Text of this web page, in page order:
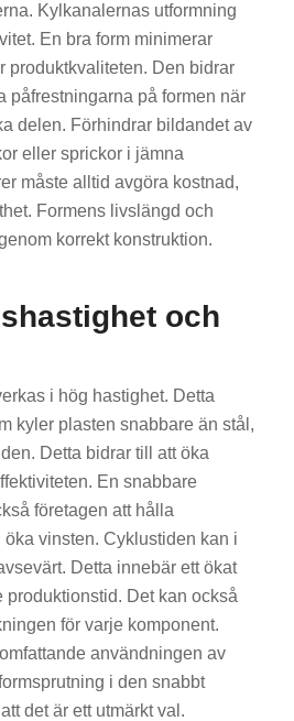
Kylkanalernas utformning
En bra form minimerar
produktkvaliteten. Den bidrar
påfrestningarna på formen när
delen. Förhindrar bildandet av
eller sprickor i jämna
måste alltid avgöra kostnad,
Formens livslängd och
korrekt konstruktion.
och
i hög hastighet. Detta
kyler plasten snabbare än stål,
Detta bidrar till att öka
En snabbare
företagen att hålla
öka vinsten. Cyklustiden kan i
Detta innebär ett ökat
produktionstid. Det kan också
för varje komponent.
användningen av
i den snabbt
det är ett utmärkt val.